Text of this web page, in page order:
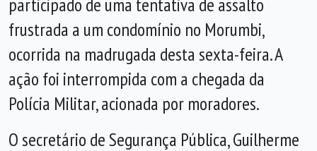
frustrada a um condomínio no Morumbi,
ocorrida na madrugada desta sexta-feira. A
ação foi interrompida com a chegada da
Polícia Militar, acionada por moradores.
O secretário de Segurança Pública, Guilherme